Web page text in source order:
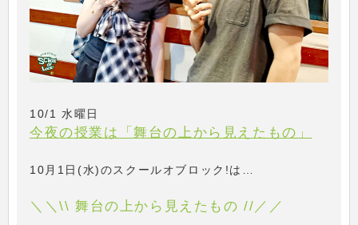
10/1 水曜日
今夜の授業は「舞台の上から見えたもの」
10月1日(水)のスクールオブロック!は…
＼＼\\ 舞台の上から見えたもの //／／